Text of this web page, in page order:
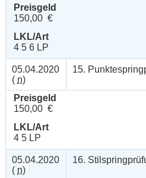
Preisgeld
150,00 €
LKL/Art
4 5 6 LP
05.04.2020
( n)
15.
Preisgeld
150,00 €
LKL/Art
4 5 LP
05.04.2020
( n)
16.